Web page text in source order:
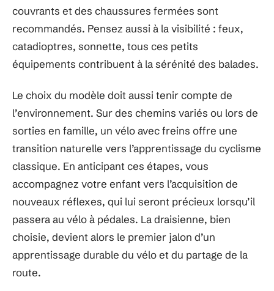
couvrants et des chaussures fermées sont
recommandés. Pensez aussi à la visibilité : feux,
catadioptres, sonnette, tous ces petits
équipements contribuent à la sérénité des balades.
Le choix du modèle doit aussi tenir compte de
l’environnement. Sur des chemins variés ou lors de
sorties en famille, un vélo avec freins offre une
transition naturelle vers l’apprentissage du cyclisme
classique. En anticipant ces étapes, vous
accompagnez votre enfant vers l’acquisition de
nouveaux réflexes, qui lui seront précieux lorsqu’il
passera au vélo à pédales. La draisienne, bien
choisie, devient alors le premier jalon d’un
apprentissage durable du vélo et du partage de la
route.